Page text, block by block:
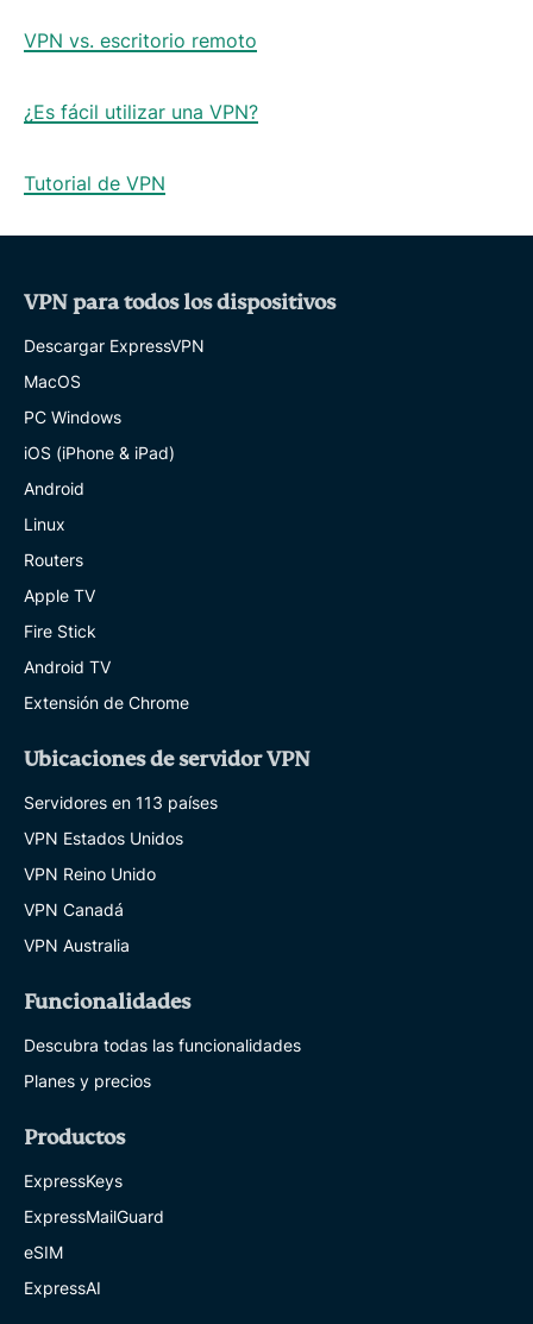
VPN vs. escritorio remoto
¿Es fácil utilizar una VPN?
Tutorial de VPN
VPN para todos los dispositivos
Descargar ExpressVPN
MacOS
PC Windows
iOS (iPhone & iPad)
Android
Linux
Routers
Apple TV
Fire Stick
Android TV
Extensión de Chrome
Ubicaciones de servidor VPN
Servidores en 113 países
VPN Estados Unidos
VPN Reino Unido
VPN Canadá
VPN Australia
Funcionalidades
Descubra todas las funcionalidades
Planes y precios
Productos
ExpressKeys
ExpressMailGuard
eSIM
ExpressAI